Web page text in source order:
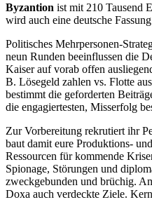
Byzantion ist mit 210 Tausend
wird auch eine deutsche
Politisches Mehrpersonen-
neun Runden beeinflussen die
Kaiser auf vorab offen
B. Lösegeld zahlen vs. Flotte
bestimmt die geforderten
die engagiertesten, Misserfolg
Zur Vorbereitung rekrutiert ihr
baut damit eure Produktions-
Ressourcen für kommende
Spionage, Störungen und
zweckgebunden und brüchig.
Doxa auch verdeckte Ziele.